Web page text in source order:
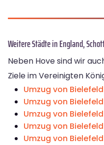
Weitere Städte in England,
Neben Hove sind wir
Ziele im Vereinigten
Umzug von
Umzug von
Umzug von
Umzug von
Umzug von